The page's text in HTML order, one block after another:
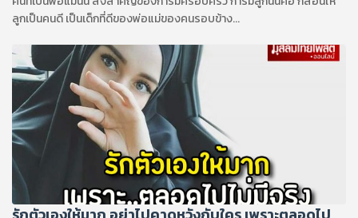
ลูกเป็นคนดี เป็นเด็กที่ดีของพ่อแม่ของคนรอบข้าง...